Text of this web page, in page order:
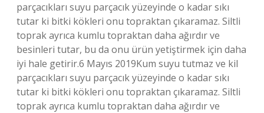
parçacıkları suyu parçacık yüzeyinde o kadar sıkı
tutar ki bitki kökleri onu topraktan çıkaramaz. Siltli
toprak ayrıca kumlu topraktan daha ağırdır ve
besinleri tutar, bu da onu ürün yetiştirmek için daha
iyi hale getirir.6 Mayıs 2019Kum suyu tutmaz ve kil
parçacıkları suyu parçacık yüzeyinde o kadar sıkı
tutar ki bitki kökleri onu topraktan çıkaramaz. Siltli
toprak ayrıca kumlu topraktan daha ağırdır ve